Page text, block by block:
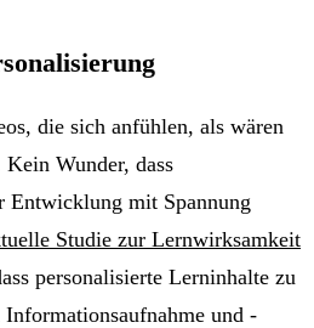
die sich anfühlen, als wären
Wunder, dass
Entwicklung mit Spannung
Studie zur Lernwirksamkeit
personalisierte Lerninhalte zu
und -